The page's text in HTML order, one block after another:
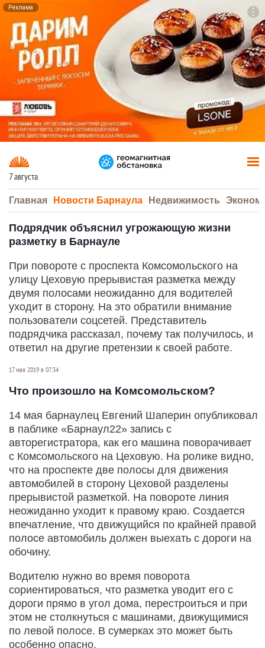
Реклама
7 августа
Главная Новости Барнаула Недвижимость
Подрядчик объяснил угрожающую жизни
разметку в Барнауле
При повороте с проспекта Комсомольского на
улицу Цеховую прерывистая разметка между
двумя полосами неожиданно для водителей
уходит в сторону. На это обратили внимание
пользователи соцсетей. Представитель
подрядчика рассказал, почему так получилось, и
ответил на другие претензии к своей работе.
17 мая 2019 в 07:34
Что произошло на Комсомольском?
14 мая барнаулец Евгений Шаперин опубликовал
в паблике «Барнаул22» запись с
авторегистратора, как его машина поворачивает
с Комсомольского на Цеховую. На ролике видно,
что на проспекте две полосы для движения
автомобилей в сторону Цеховой разделены
прерывистой разметкой. На повороте линия
неожиданно уходит к правому краю. Создается
впечатление, что движущийся по крайней правой
полосе автомобиль должен выехать с дороги на
обочину.
Водителю нужно во время поворота
сориентироваться, что разметка уводит его с
дороги прямо в угол дома, перестроиться и при
этом не столкнуться с машинами, движущимися
по левой полосе. В сумерках это может быть
особенно опасно.